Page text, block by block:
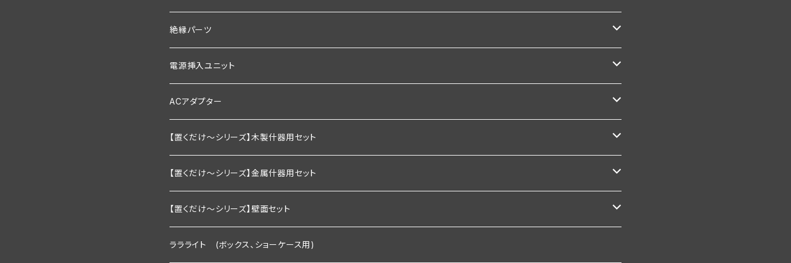
1200ｍｍ以下
900ｍｍ以下
1200ｍｍ以下
600mm以下
900mm以下
1200mm以下
1200ｍｍ
600ｍｍ以下
900ｍｍ以下
1200ｍｍ以下
900ｍｍ
1200ｍｍ
600ｍｍ以下
900ｍｍ以下
1200ｍｍ以下
棚板幅600×奥行200ｍｍ
棚板幅600×奥行250ｍｍ
棚板幅900×奥行200ｍｍ
棚板幅900×奥行250ｍｍ
棚板幅1200×奥行200ｍｍ
棚板幅1200×奥行250ｍｍ
絶縁パーツ
シングルタイプ
ダブルタイプ
絶縁引掛けタイプ
電源挿入ユニット
通常型
調光器付き
ACアダプター
業務用
家庭用向け
【置くだけ～シリーズ】木製什器用セット
2段セット
2段セット＋トップライト付き
3段セット
【置くだけ～シリーズ】金属什器用セット
Ｒシリーズ 30ｃｍ板・置くピカタイプ
２段タイプ 埋込照明付き棚板×2枚＋棚板
Ｒシリーズ 30ｃｍ板・埋込タイプ
【置くだけ～シリーズ】壁面セット
Rシリーズ 【既存】タイプ
ララライト (ボックス、ショーケース用)